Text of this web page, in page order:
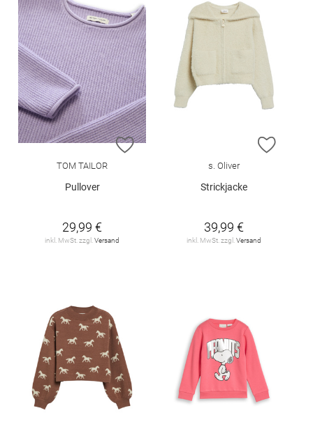
ZUR WUNSCHLISTE HINZUFÜGEN
TOM TAILOR
Pullover
29,99 €
inkl. MwSt. zzgl. Versand
ZUR
s. Oliver
Strickjacke
39,99 €
inkl. MwSt. zzgl. Versand